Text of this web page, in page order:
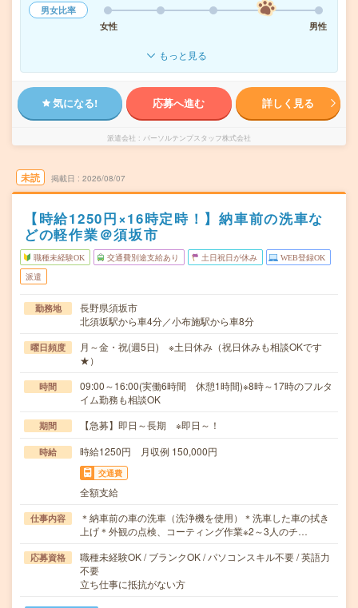
男女比率
女性
男性
もっと見る
気になる! 応募へ進む 詳しく見る
派遣会社 パーソルテンプスタッフ株式会社
未読 掲載日 2026/08/07
【時給1250円×16時定時！】納車前の洗車な
どの軽作業＠須坂市
職種未経験OK 交通費別途支給あり 土日祝日が休み WEB登録OK
派遣
勤務地
長野県須坂市
北須坂駅から車4分／小布施駅から車8分
曜日頻度
月～金・祝(週5日) ※土日休み（祝日休みも相談OKです
★）
時間
09:00～16:00(実働6時間 休憩1時間)※8時～17時のフルタ
イム勤務も相談OK
期間 【急募】即日～長期 ※即日～！
時給 時給1250円 月収例 150,000円
交通費
全額支給
仕事内容
＊納車前の車の洗車（洗浄機を使用）＊洗車した車の拭き
上げ＊外観の点検、コーティング作業※2～3人のチ…
応募資格
職種未経験OK / ブランクOK / パソコンスキル不要 / 英語力
不要
立ち仕事に抵抗がない方